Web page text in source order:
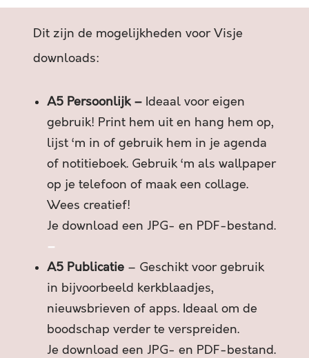
L
R
E
A
N
N
E
R
J
E
T
V
E
L
E
a
Dit zijn de mogelijkheden voor Visje
downloads:
A5 Persoonlijk – Ideaal voor eigen
gebruik! Print hem uit en hang hem op,
lijst ‘m in of gebruik hem in je agenda
of notitieboek. Gebruik ‘m als wallpaper
op je telefoon of maak een collage.
Wees creatief!
Je download een JPG- en PDF-bestand.
–
A5 Publicatie – Geschikt voor gebruik
in bijvoorbeeld kerkblaadjes,
nieuwsbrieven of apps. Ideaal om de
boodschap verder te verspreiden.
Je download een JPG- en PDF-bestand.